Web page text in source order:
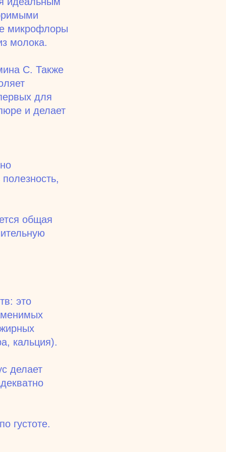
микрофлоры
молока.
С. Также
для
и делает
общая
это
кальция).
делает
густоте.